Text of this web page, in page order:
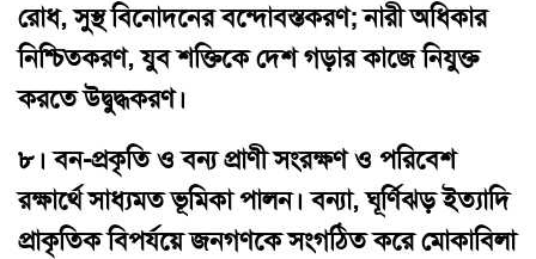
রোধ, সুস্থ বিনোদনের বন্দোবস্তকরণ; নারী অধিকার
নিশ্চিতকরণ, যুব শক্তিকে দেশ গড়ার কাজে নিযুক্ত
করতে উদ্বুদ্ধকরণ।
৮।বন-প্রকৃতি ও বন্য প্রাণী সংরক্ষণ ও পরিবেশ
রক্ষার্থে সাধ্যমত ভূমিকা পালন। বন্যা, ঘূর্ণিঝড় ইত্যাদি
প্রাকৃতিক বিপর্যয়ে জনগণকে সংগঠিত করে মোকাবিলা